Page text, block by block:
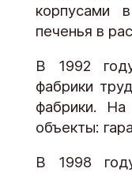
корпусами
печенья в
В 1992 году
фабрики
фабрики.
объекты:
В 1998